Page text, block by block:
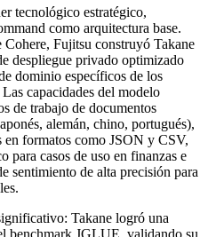
tecnológico estratégico,
como arquitectura base.
Fujitsu construyó Takane
despliegue privado optimizado
dominio específicos de los
capacidades del modelo
de trabajo de documentos
alemán, chino, portugués),
en formatos como JSON y CSV,
para casos de uso en finanzas e
sentimiento de alta precisión para
Takane logró una
benchmark JGLUE, validando su